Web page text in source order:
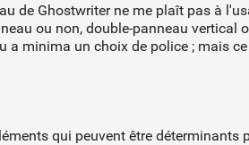
de Ghostwriter ne me plaît pas à
ou non, double-panneau vertical
a minima un choix de police ; mais
qui peuvent être déterminants